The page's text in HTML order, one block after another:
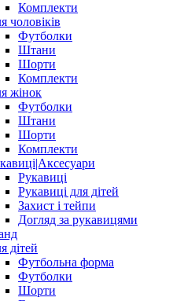
Комплекти
чоловіків
Футболки
Штани
Шорти
Комплекти
жінок
Футболки
Штани
Шорти
Комплекти
Рукавиці
Рукавиці для дітей
Захист і тейпи
Догляд за рукавицями
дітей
Футбольна форма
Футболки
Шорти